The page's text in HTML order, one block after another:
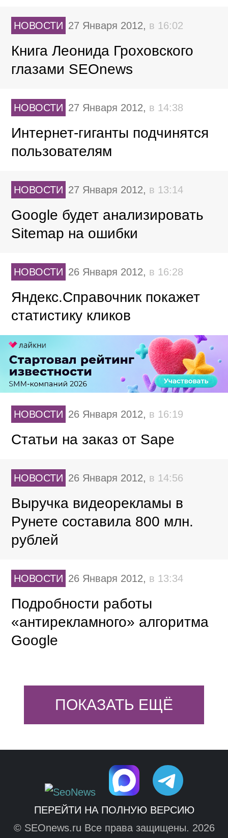
НОВОСТИ 27 Января 2012, в 16:02
Книга Леонида Гроховского
глазами SEOnews
НОВОСТИ 27 Января 2012, в 14:38
Интернет-гиганты подчинятся
пользователям
НОВОСТИ 27 Января 2012, в 13:14
Google будет анализировать
Sitemap на ошибки
НОВОСТИ 26 Января 2012, в 16:28
Яндекс.Справочник покажет
статистику кликов
НОВОСТИ 26 Января 2012, в 16:19
Статьи на заказ от Sape
НОВОСТИ 26 Января 2012, в 14:56
Выручка видеорекламы в
Рунете составила 800 млн.
рублей
НОВОСТИ 26 Января 2012, в 13:34
Подробности работы
«антирекламного» алгоритма
Google
ПОКАЗАТЬ ЕЩЁ
ПЕРЕЙТИ НА ПОЛНУЮ ВЕРСИЮ
© SEOnews.ru Все права защищены. 2026